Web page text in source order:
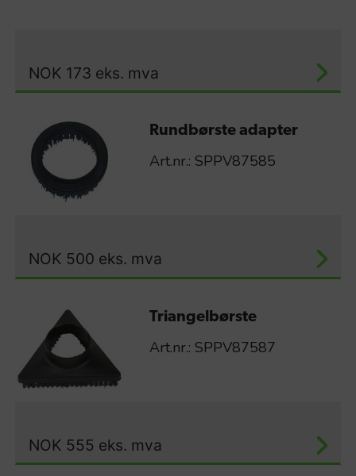
NOK 173 eks. mva
Rundbørste adapter
Art.nr.: SPPV87585
NOK 500 eks. mva
Triangelbørste
Art.nr.: SPPV87587
NOK 555 eks. mva